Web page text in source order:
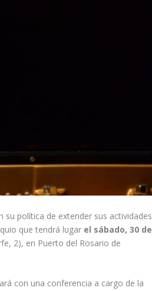
su política de extender sus actividades
que tendrá lugar el sábado, 30 de
2), en Puerto del Rosario de
con una conferencia a cargo de la